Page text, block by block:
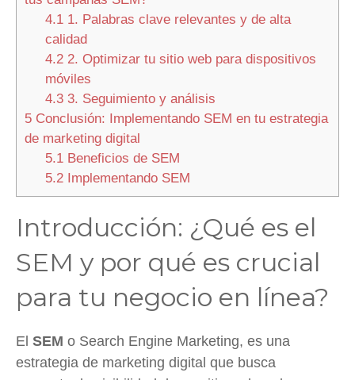
4.11. Palabras clave relevantes y de alta
calidad
4.22. Optimizar tu sitio web para dispositivos
móviles
4.33. Seguimiento y análisis
5 Conclusión: Implementando SEM en tu estrategia
de marketing digital
5.1Beneficios de SEM
5.2Implementando SEM
Introducción: ¿Qué es el
SEM y por qué es crucial
para tu negocio en línea?
El SEM o Search Engine Marketing, es una
estrategia de marketing digital que busca